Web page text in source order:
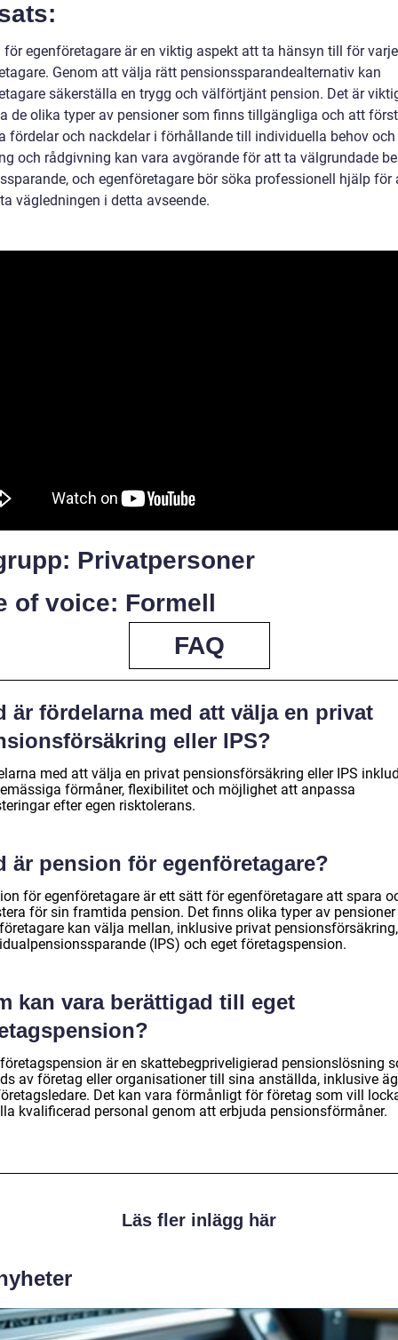
för egenföretagare är en viktig aspekt att ta hänsyn till för varje
Genom att välja rätt pensionssparandealternativ kan
säkerställa en trygg och välförtjänt pension. Det är
de olika typer av pensioner som finns tillgängliga och att
fördelar och nackdelar i förhållande till individuella behov
och rådgivning kan vara avgörande för att ta välgrundade
och egenföretagare bör söka professionell hjälp för
vägledningen i detta avseende.
Privatpersoner
of voice: Formell
FAQ
är fördelarna med att välja en privat
eller IPS?
med att välja en privat pensionsförsäkring eller IPS
förmåner, flexibilitet och möjlighet att anpassa
efter egen risktolerans.
är pension för egenföretagare?
för egenföretagare är ett sätt för egenföretagare att spara
för sin framtida pension. Det finns olika typer av
kan välja mellan, inklusive privat pensionsförsäkring,
(IPS) och eget företagspension.
kan vara berättigad till eget
är en skattebegpriveligierad pensionslösning
av företag eller organisationer till sina anställda, inklusive
Det kan vara förmånligt för företag som vill
kvalificerad personal genom att erbjuda pensionsförmåner.
Läs fler inlägg här